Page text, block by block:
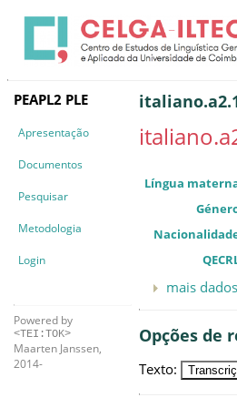
PEAPL2 PLE
Apresentação
Documentos
Pesquisar
Metodologia
Login
Powered by
<TEI:TOK>
Maarten Janssen,
2014-
Língua
mais dados
Opções de
Texto: